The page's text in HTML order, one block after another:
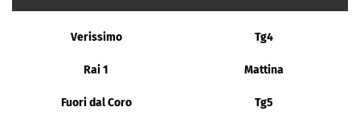
Verissimo Tg4
Rai 1 Mattina
Fuori dal Coro Tg5